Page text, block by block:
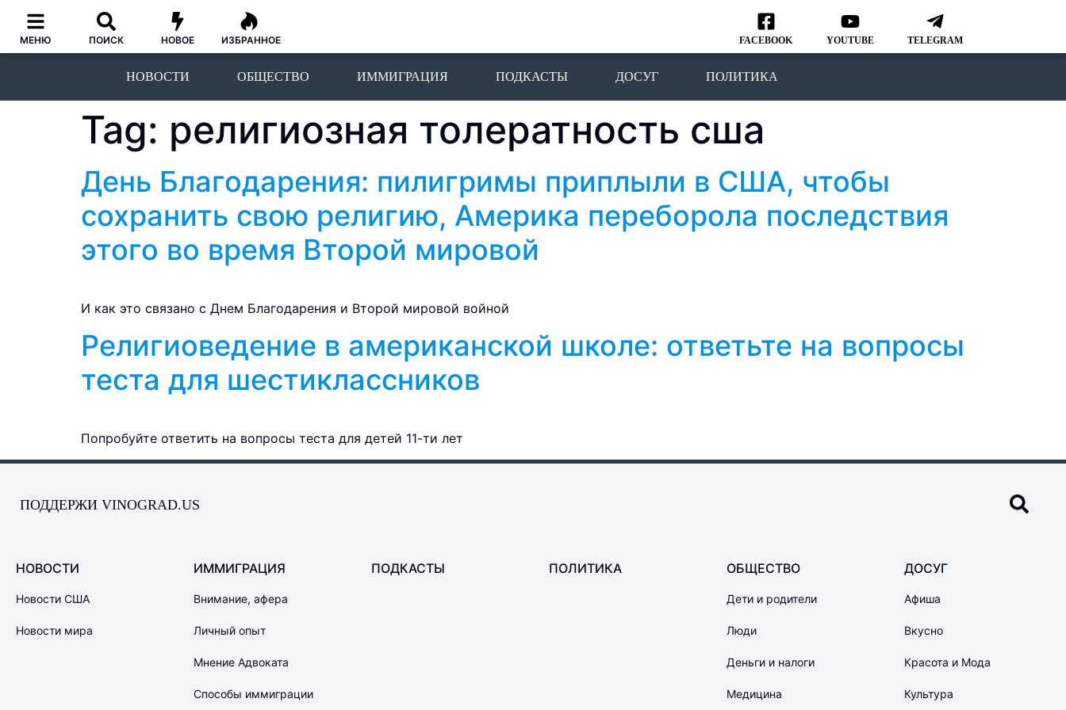
МЕНЮ ПОИСК НОВОЕ ИЗБРАННОЕ FACEBOOK YOUTUBE TELEGRAM
НОВОСТИ ОБЩЕСТВО ИММИГРАЦИЯ ПОДКАСТЫ ДОСУГ ПОЛИТИКА
Tag: религиозная толератность сша
День Благодарения: пилигримы приплыли в США, чтобы
сохранить свою религию, Америка переборола последствия
этого во время Второй мировой
И как это связано с Днем Благодарения и Второй мировой войной
Религиоведение в американской школе: ответьте на вопросы
теста для шестиклассников
Попробуйте ответить на вопросы теста для детей 11-ти лет
ПОДДЕРЖИ VINOGRAD.US
НОВОСТИ
Новости США
Новости мира
ИММИГРАЦИЯ
Внимание, афера
Личный опыт
Мнение Адвоката
Способы иммиграции
ПОДКАСТЫ ПОЛИТИКА ОБЩЕСТВО
Дети и родители
Люди
Деньги и налоги
Медицина
ДОСУГ
Афиша
Вкусно
Красота и Мода
Культура